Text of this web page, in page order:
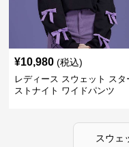
¥10,980 (税込)
レディース スウェット スタ
ストナイト ワイドパンツ
スウェ